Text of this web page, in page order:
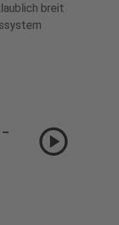
breit
play_circle